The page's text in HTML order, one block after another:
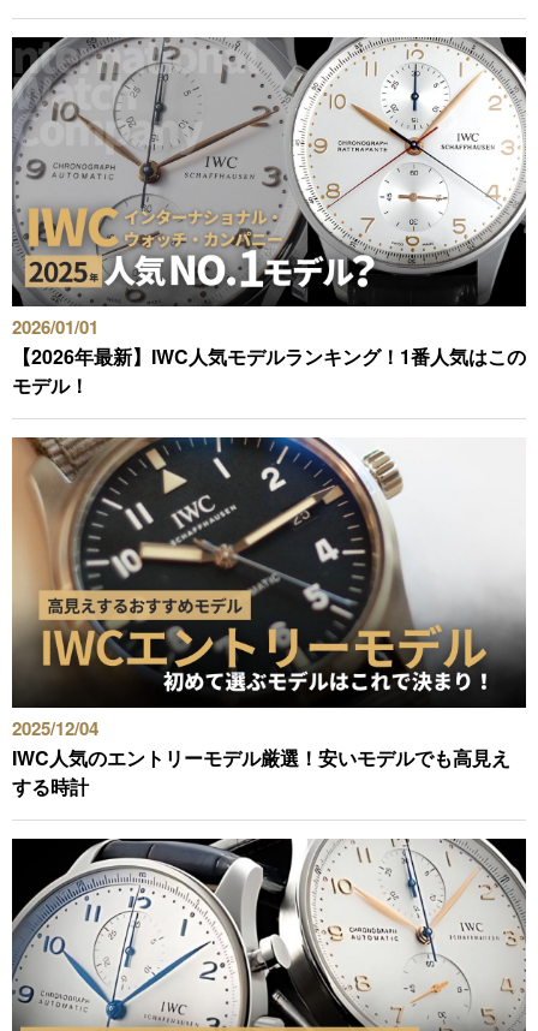
人気ランキング
腕時計クイズ
監修者一覧
動画コンテンツ
おすすめコンテンツをGINZA RASINスタッフがご紹介
GINZA RASIN Youtubeチャンネル
SNS
GINZA RASINオンラインショップ
GINZA RASIN買取サイト
GINZA RASIN店舗情報
運営会社
2026/01/01
【2026年最新】IWC人気モデルランキング！1番人気はこの
モデル！
2025/12/04
IWC人気のエントリーモデル厳選！安いモデルでも高見え
する時計